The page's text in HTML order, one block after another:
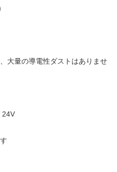
大量の導電性ダストはありませ
24V